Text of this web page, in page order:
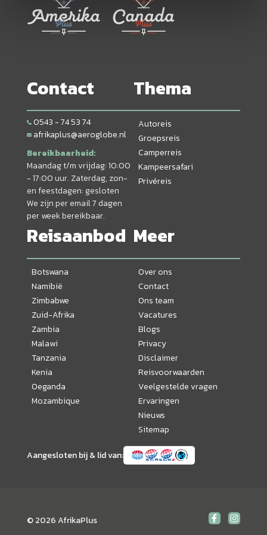
Contact
0543 - 74 53 74
afrikaplus@aeroglobe.nl
Bereikbaarheid:
Maandag t/m vrijdag: 10:00
- 17:00 uur. Zaterdag, zon-
en feestdagen: gesloten
We zijn per email 7 dagen
per week bereikbaar.
Thema
Autoreis
Groepsreis
Camperreis
Kampeersafari
Privéreis
Reisaanbod
Botswana
Namibië
Zimbabwe
Zuid-Afrika
Zambia
Malawi
Tanzania
Kenia
Oeganda
Mozambique
Meer
Over ons
Contact
Ons team
Vacatures
Blogs
Privacy
Disclaimer
Reisvoorwaarden
Veelgestelde vragen
Ervaringen
Nieuws
Sitemap
Aangesloten bij & lid van:
© 2026 AfrikaPlus